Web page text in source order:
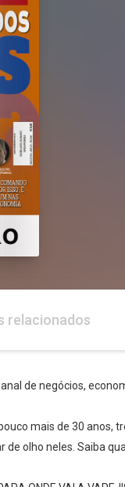
relacionados
de negócios,
mais de 30
olho neles. Saiba
Whatsapp